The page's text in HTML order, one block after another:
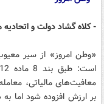
- کلاه گشاد دولت و
«وطن امروز» از سیر
معافیت‌های مالیاتی،
بر ارزش افزوده شود اما